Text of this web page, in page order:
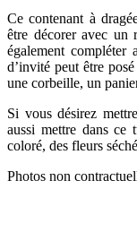
Ce contenant à
être décorer avec un
également compléter
d’invité peut être
une corbeille, un
Si vous désirez
aussi mettre dans ce
coloré, des fleurs
Photos non